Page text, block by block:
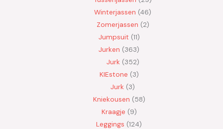
Winterjassen 46
Zomerjassen 2
Jumpsuit 11
Jurken 363
Jurk 352
KIEstone 3
Jurk 3
Kniekousen 58
Kraagje 9
Leggings 124